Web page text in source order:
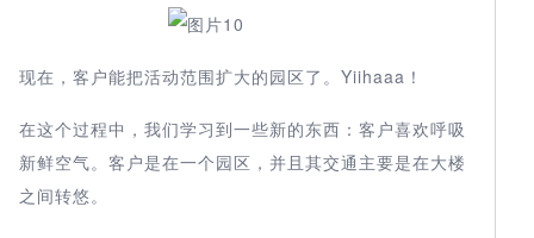
现在，客户能把活动范围扩大的园区了。Yiihaaa！
在这个过程中，我们学习到一些新的东西：客户喜欢呼吸
新鲜空气。客户是在一个园区，并且其交通主要是在大楼
之间转悠。